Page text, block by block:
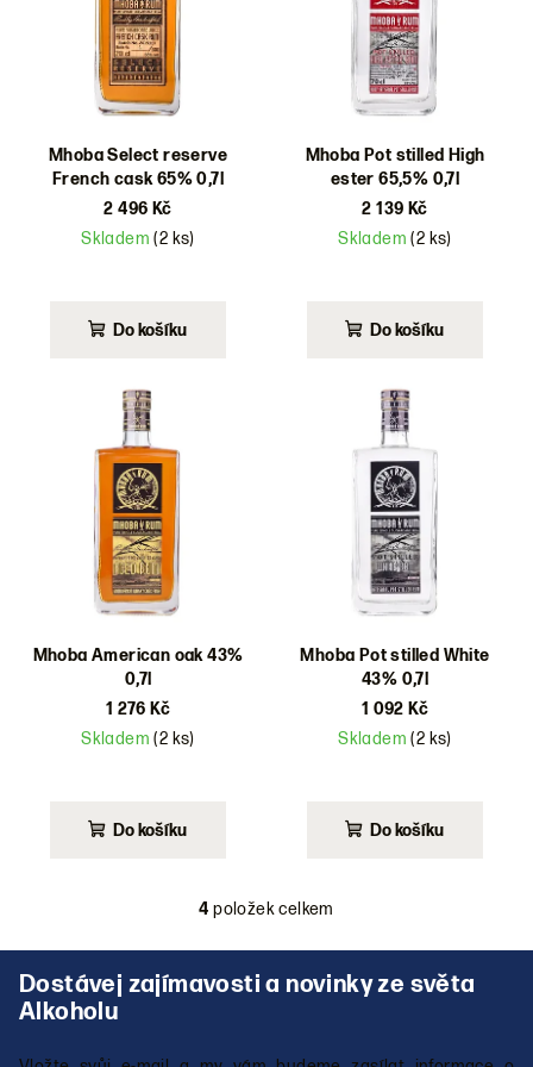
Mhoba Select reserve
French cask 65% 0,7l
2 496 Kč
Skladem(2 ks)
Do košíku
Mhoba Pot stilled High
ester 65,5% 0,7l
2 139 Kč
Skladem(2 ks)
Do košíku
Mhoba American oak 43%
0,7l
1 276 Kč
Skladem(2 ks)
Do košíku
Mhoba Pot stilled White
43% 0,7l
1 092 Kč
Skladem(2 ks)
Do košíku
O
v
l
a
4 položek celkem